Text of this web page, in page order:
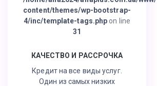
content/themes/wp-bootstrap-
4/inc/template-tags.php on line
31
КАЧЕСТВО И РАССРОЧКА
Кредит на все виды услуг.
Один из самых низких